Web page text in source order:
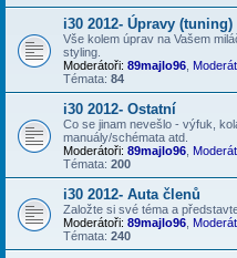
i30 2012- Úpravy (tuning)
Vše kolem úprav na Vašem
styling.
Moderátoři: 89majlo96
Témata: 84
i30 2012- Ostatní
Co se jinam nevešlo - výfuk,
manuály/schémata atd.
Moderátoři: 89majlo96
Témata: 200
i30 2012- Auta členů
Založte si své téma a
Moderátoři: 89majlo96
Témata: 240